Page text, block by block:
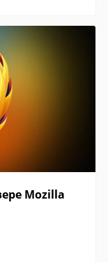
Mozilla